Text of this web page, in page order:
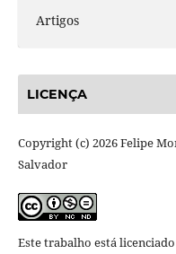
Artigos
LICENÇA
Copyright (c) 2026 Felipe
Salvador
Este trabalho está